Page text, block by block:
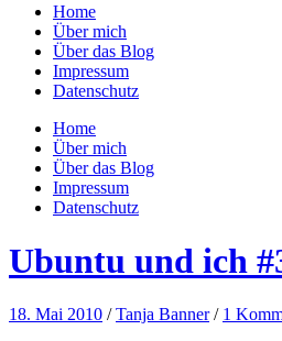
Home
Über mich
Über das Blog
Impressum
Datenschutz
Home
Über mich
Über das Blog
Impressum
Datenschutz
Ubuntu und ich
18. Mai 2010 /Tanja Banner / 1